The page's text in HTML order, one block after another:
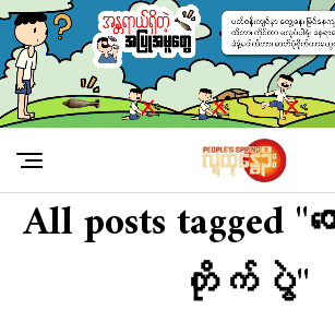
All posts tagged "
တိုက်ပွဲ"